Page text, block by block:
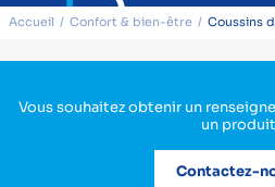
Accueil Confort & bien-être Coussins
Vous souhaitez obtenir un
un
Contactez-